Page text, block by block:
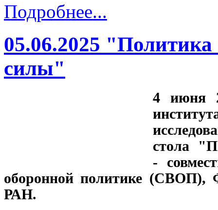
Подробнее...
05.06.2025
силы"
4 июня
стола
-
оборонной политике (СВОП),
РАН.